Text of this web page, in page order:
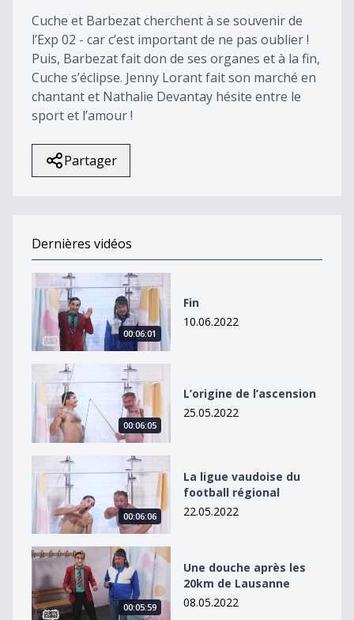
seconds
Cuche et Barbezat cherchent à se souvenir de
l’Exp 02 - car c’est important de ne pas oublier !
Puis, Barbezat fait don de ses organes et à la fin,
Cuche s’éclipse. Jenny Lorant fait son marché en
chantant et Nathalie Devantay hésite entre le
sport et l’amour !
Partager
Dernières vidéos
00:06:01
Fin
10.06.2022
L’origine de l’ascension
00:06:05
L’origine de l’ascension
25.05.2022
La ligue vaudoise du football régional
00:06:06
La ligue vaudoise du
football régional
22.05.2022
Une douche après les 20km de Lausanne
00:05:59
Une douche après les
20km de Lausanne
08.05.2022